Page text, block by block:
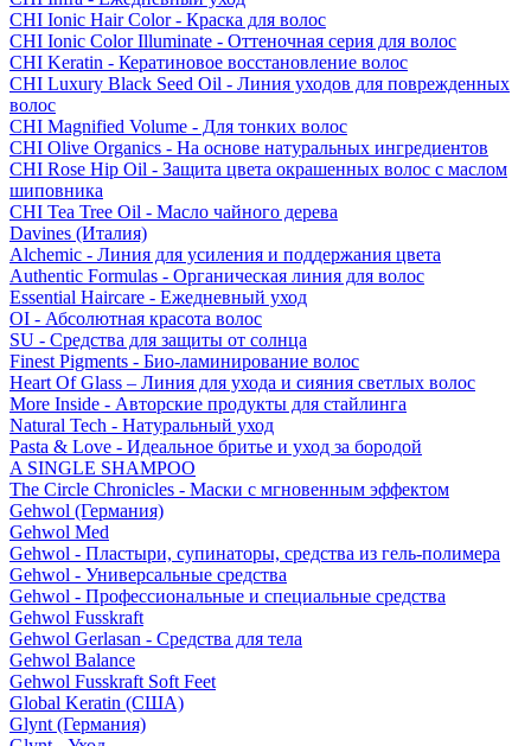
CHI Ionic Hair Color - Краска для волос
CHI Ionic Color Illuminate - Оттеночная серия для волос
CHI Keratin - Кератиновое восстановление волос
CHI Luxury Black Seed Oil - Линия уходов для поврежденных
волос
CHI Magnified Volume - Для тонких волос
CHI Olive Organics - На основе натуральных ингредиентов
CHI Rose Hip Oil - Защита цвета окрашенных волос с маслом
шиповника
CHI Tea Tree Oil - Масло чайного дерева
Davines (Италия)
Alchemic - Линия для усиления и поддержания цвета
Authentic Formulas - Органическая линия для волос
Essential Haircare - Eжедневный уход
OI - Абсолютная красота волос
SU - Средства для защиты от солнца
Finest Pigments - Био-ламинирование волос
Heart Of Glass – Линия для ухода и сияния светлых волос
More Inside - Авторские продукты для стайлинга
Natural Tech - Натуральный уход
Pasta & Love - Идеальное бритье и уход за бородой
A SINGLE SHAMPOO
The Circle Chronicles - Маски с мгновенным эффектом
Gehwol (Германия)
Gehwol Med
Gehwol - Пластыри, супинаторы, средства из гель-полимера
Gehwol - Универсальные средства
Gehwol - Профессиональные и специальные средства
Gehwol Fusskraft
Gehwol Gerlasan - Средства для тела
Gehwol Balance
Gehwol Fusskraft Soft Feet
Global Keratin (США)
Glynt (Германия)